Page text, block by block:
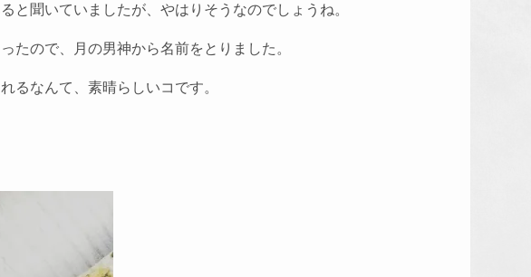
と聞いていましたが、やはりそうなのでしょうね。
たので、月の男神から名前をとりました。
るなんて、素晴らしいコです。